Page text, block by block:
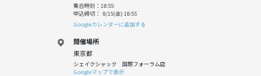
集合時刻：18:55
申込締切： 8/15(金) 18:55
Googleカレンダーに追加する
開催場所
東京都
シェイクシャック 国際フォーラム店
Googleマップで表示